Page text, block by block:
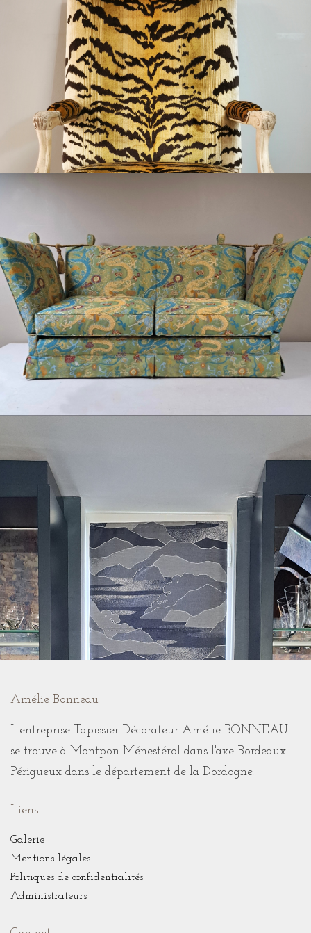
Amélie Bonneau
L'entreprise Tapissier Décorateur Amélie BONNEAU
se trouve à Montpon Ménestérol dans l'axe Bordeaux -
Périgueux dans le département de la Dordogne.
Liens
Galerie
Mentions légales
Politiques de confidentialités
Administrateurs